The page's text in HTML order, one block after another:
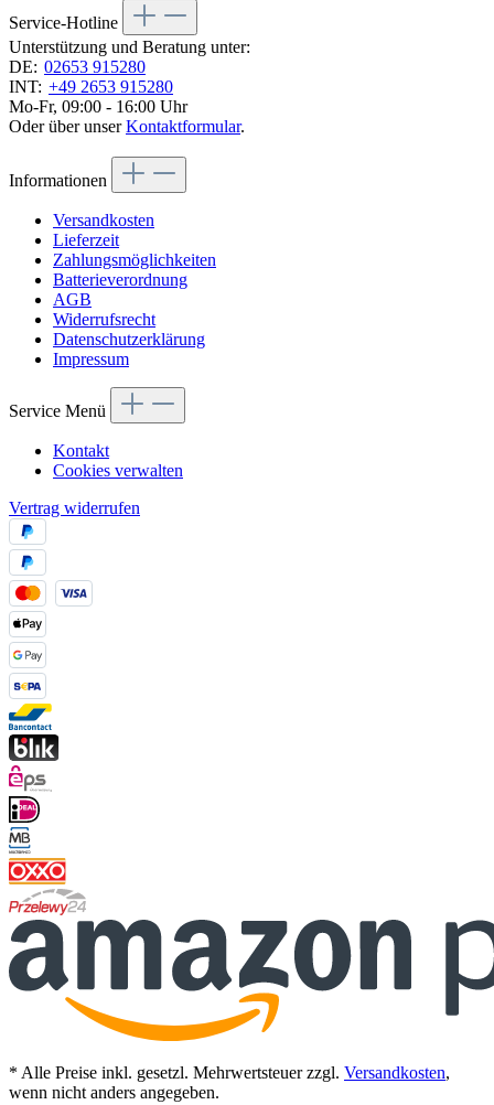
Service-Hotline
Unterstützung und Beratung unter:
DE: 02653 915280
INT: +49 2653 915280
Mo-Fr, 09:00 - 16:00 Uhr
Oder über unserKontaktformular.
Informationen
Versandkosten
Lieferzeit
Zahlungsmöglichkeiten
Batterieverordnung
AGB
Widerrufsrecht
Datenschutzerklärung
Impressum
Service Menü
Kontakt
Cookies verwalten
Vertrag widerrufen
* Alle Preise inkl. gesetzl. Mehrwertsteuer zzgl. Versandkosten,
wenn nicht anders angegeben.